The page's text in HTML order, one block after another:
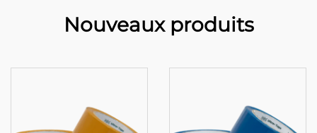
Nouveaux produits